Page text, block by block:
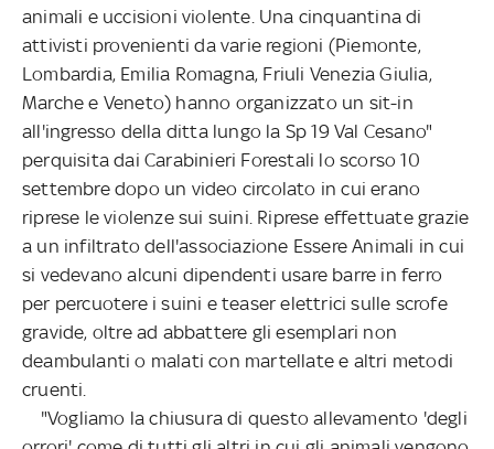
animali e uccisioni violente. Una cinquantina di
attivisti provenienti da varie regioni (Piemonte,
Lombardia, Emilia Romagna, Friuli Venezia Giulia,
Marche e Veneto) hanno organizzato un sit-in
all'ingresso della ditta lungo la Sp 19 Val Cesano"
perquisita dai Carabinieri Forestali lo scorso 10
settembre dopo un video circolato in cui erano
riprese le violenze sui suini. Riprese effettuate grazie
a un infiltrato dell'associazione Essere Animali in cui
si vedevano alcuni dipendenti usare barre in ferro
per percuotere i suini e teaser elettrici sulle scrofe
gravide, oltre ad abbattere gli esemplari non
deambulanti o malati con martellate e altri metodi
cruenti.
"Vogliamo la chiusura di questo allevamento 'degli